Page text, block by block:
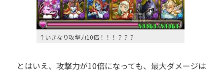
↑いきなり攻撃力10倍！！！？？？
とはいえ、攻撃力が10倍になっても、最大ダメージは